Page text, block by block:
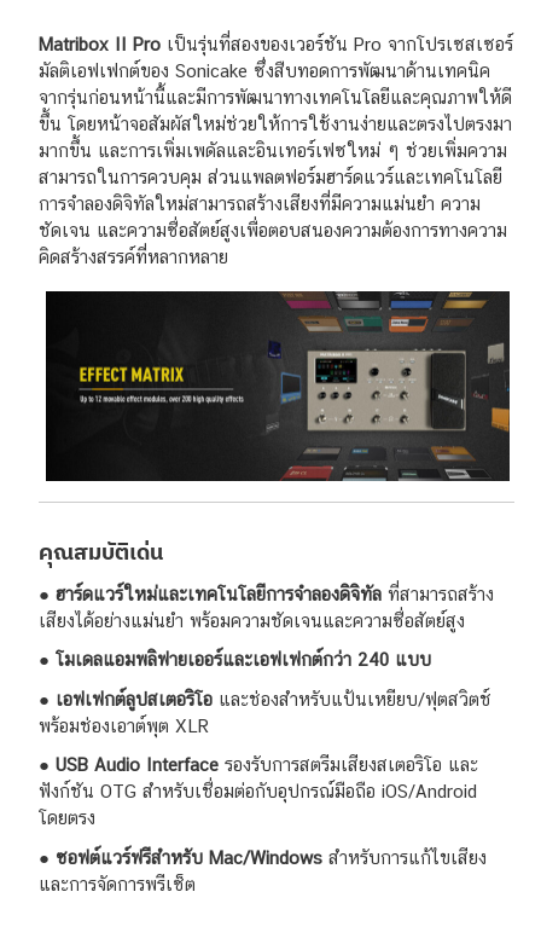
Matribox II Pro เป็นรุ่นที่สองของเวอร์ชัน Pro จากโปรเซสเซอร์
มัลติเอฟเฟกต์ของ Sonicake ซึ่งสืบทอดการพัฒนาด้านเทคนิค
จากรุ่นก่อนหน้านี้และมีการพัฒนาทางเทคโนโลยีและคุณภาพให้ดี
ขึ้น โดยหน้าจอสัมผัสใหม่ช่วยให้การใช้งานง่ายและตรงไปตรงมา
มากขึ้น และการเพิ่มเพดัลและอินเทอร์เฟซใหม่ ๆ ช่วยเพิ่มความ
สามารถในการควบคุม ส่วนแพลตฟอร์มฮาร์ดแวร์และเทคโนโลยี
การจำลองดิจิทัลใหม่สามารถสร้างเสียงที่มีความแม่นยำ ความ
ชัดเจน และความซื่อสัตย์สูงเพื่อตอบสนองความต้องการทางความ
คิดสร้างสรรค์ที่หลากหลาย
คุณสมบัติเด่น
● ฮาร์ดแวร์ใหม่และเทคโนโลยีการจำลองดิจิทัล ที่สามารถสร้าง
เสียงได้อย่างแม่นยำ พร้อมความชัดเจนและความซื่อสัตย์สูง
● โมเดลแอมพลิฟายเออร์และเอฟเฟกต์กว่า 240 แบบ
● เอฟเฟกต์ลูปสเตอริโอ และช่องสำหรับแป้นเหยียบ/ฟุตสวิตช์
พร้อมช่องเอาต์พุต XLR
● USB Audio Interface รองรับการสตรีมเสียงสเตอริโอ และ
ฟังก์ชัน OTG สำหรับเชื่อมต่อกับอุปกรณ์มือถือ iOS/Android
โดยตรง
● ซอฟต์แวร์ฟรีสำหรับ Mac/Windows สำหรับการแก้ไขเสียง
และการจัดการพรีเซ็ต